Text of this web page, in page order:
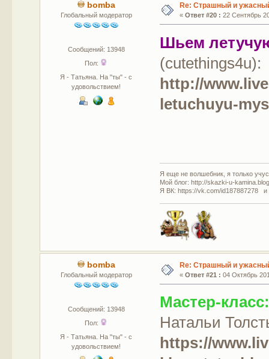
bomba
Глобальный модератор
Сообщений: 13948
Пол:
Я - Татьяна. На "ты" - с
удовольствием!
Re: Страшный и
« Ответ #20 : 22 Сентябрь
Шьем
(cutethings4u):
http://
letuchuyu-
Я еще не волшебник, я только
Мой блог: http://skazki-u-
Я ВК: https://vk.com/id187887278 и
bomba
Глобальный модератор
Сообщений: 13948
Пол:
Я - Татьяна. На "ты" - с
удовольствием!
Re: Страшный и
« Ответ #21 : 04 Октябрь
Мастер-
Натальи
https://